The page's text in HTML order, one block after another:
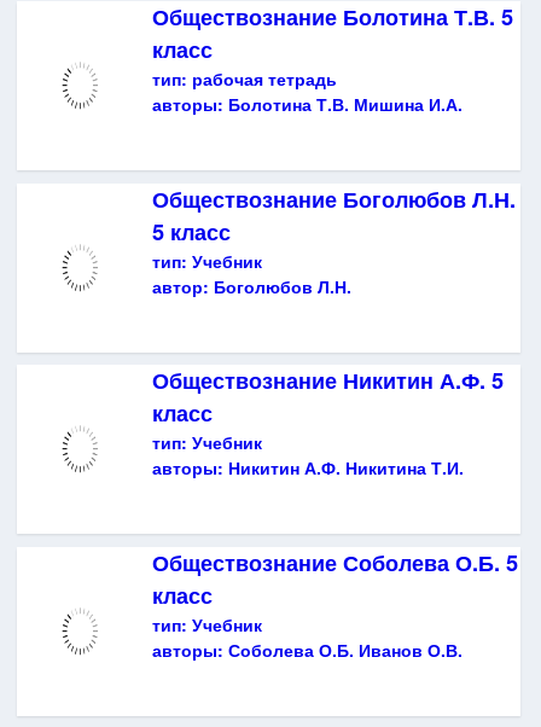
Обществознание Болотина Т.В. 5
класс
тип: рабочая тетрадь
авторы: Болотина Т.В. Мишина И.А.
Обществознание Боголюбов Л.Н.
5 класс
тип: Учебник
автор: Боголюбов Л.Н.
Обществознание Никитин А.Ф. 5
класс
тип: Учебник
авторы: Никитин А.Ф. Никитина Т.И.
Обществознание Соболева О.Б. 5
класс
тип: Учебник
авторы: Соболева О.Б. Иванов О.В.